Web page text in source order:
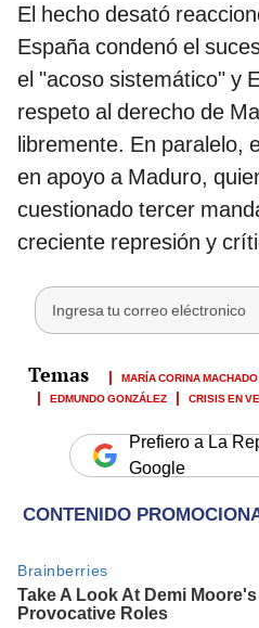
El hecho desató
España condenó el
el "acoso sistemático" y
respeto al derecho de
libremente. En paralelo,
en apoyo a Maduro,
cuestionado tercer
creciente represión y
MARÍA CORINA MACHADO
EDMUNDO GONZÁLEZ
CRISIS EN
Prefiero a La
Google